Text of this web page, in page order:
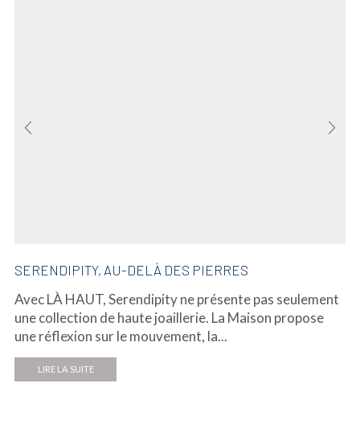
SERENDIPITY, AU-DELÀ DES PIERRES
Avec LÀ HAUT, Serendipity ne présente pas seulement
une collection de haute joaillerie. La Maison propose
une réflexion sur le mouvement, la...
LIRE LA SUITE